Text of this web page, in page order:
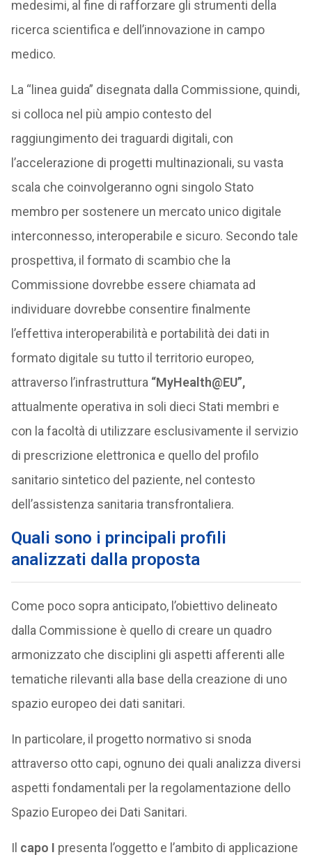
medesimi, al fine di rafforzare gli strumenti della
ricerca scientifica e dell’innovazione in campo
medico.
La “linea guida” disegnata dalla Commissione, quindi,
si colloca nel più ampio contesto del
raggiungimento dei traguardi digitali, con
l’accelerazione di progetti multinazionali, su vasta
scala che coinvolgeranno ogni singolo Stato
membro per sostenere un mercato unico digitale
interconnesso, interoperabile e sicuro. Secondo tale
prospettiva, il formato di scambio che la
Commissione dovrebbe essere chiamata ad
individuare dovrebbe consentire finalmente
l’effettiva interoperabilità e portabilità dei dati in
formato digitale su tutto il territorio europeo,
attraverso l’infrastruttura “MyHealth@EU”,
attualmente operativa in soli dieci Stati membri e
con la facoltà di utilizzare esclusivamente il servizio
di prescrizione elettronica e quello del profilo
sanitario sintetico del paziente, nel contesto
dell’assistenza sanitaria transfrontaliera.
Quali sono i principali profili
analizzati dalla proposta
Come poco sopra anticipato, l’obiettivo delineato
dalla Commissione è quello di creare un quadro
armonizzato che disciplini gli aspetti afferenti alle
tematiche rilevanti alla base della creazione di uno
spazio europeo dei dati sanitari.
In particolare, il progetto normativo si snoda
attraverso otto capi, ognuno dei quali analizza diversi
aspetti fondamentali per la regolamentazione dello
Spazio Europeo dei Dati Sanitari.
Il capo I presenta l’oggetto e l’ambito di applicazione